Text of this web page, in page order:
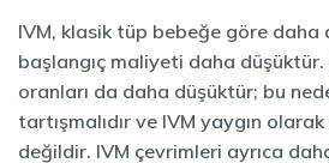
IVM, klasik tüp bebeğe göre
başlangıç maliyeti daha
oranları da daha düşüktür; bu
tartışmalıdır ve IVM yaygın
değildir. IVM çevrimleri ayrıca